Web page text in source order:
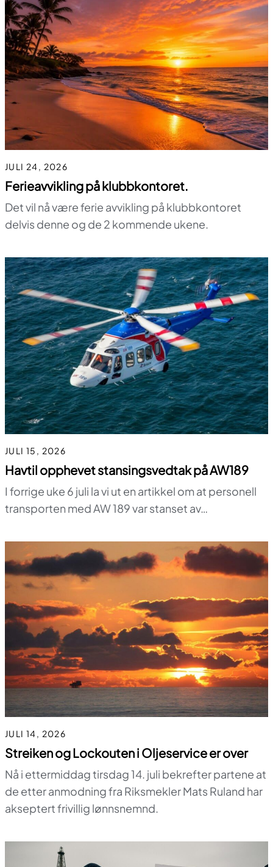
JULI 24, 2026
Ferieavvikling på klubbkontoret.
Det vil nå være ferie avvikling på klubbkontoret
delvis denne og de 2 kommende ukene.
JULI 15, 2026
Havtil opphevet stansingsvedtak på AW189
I forrige uke 6 juli la vi ut en artikkel om at personell
transporten med AW 189 var stanset av…
JULI 14, 2026
Streiken og Lockouten i Oljeservice er over
Nå i ettermiddag tirsdag 14. juli bekrefter partene at
de etter anmodning fra Riksmekler Mats Ruland har
akseptert frivillig lønnsnemnd.